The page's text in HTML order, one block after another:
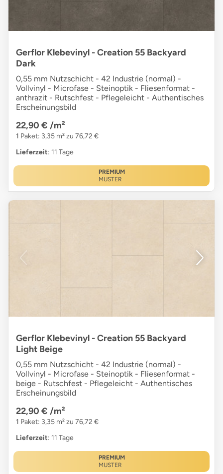
Gerflor Klebevinyl - Creation 55 Backyard
Dark
0,55 mm Nutzschicht - 42 Industrie (normal) -
Vollvinyl - Microfase - Steinoptik - Fliesenformat -
anthrazit - Rutschfest - Pflegeleicht - Authentisches
Erscheinungsbild
22,90 € /m²
1 Paket: 3,35 m² zu 76,72 €
Lieferzeit: 11 Tage
PREMIUM
MUSTER
Gerflor Klebevinyl - Creation 55 Backyard
Light Beige
0,55 mm Nutzschicht - 42 Industrie (normal) -
Vollvinyl - Microfase - Steinoptik - Fliesenformat -
beige - Rutschfest - Pflegeleicht - Authentisches
Erscheinungsbild
22,90 € /m²
1 Paket: 3,35 m² zu 76,72 €
Lieferzeit: 11 Tage
PREMIUM
MUSTER